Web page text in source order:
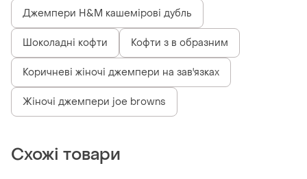
Джемпери H&M кашемірові дубль
Шоколадні кофти Кофти з в образним
Коричневі жіночі джемпери на зав'язках
Жіночі джемпери joe browns
Схожі товари